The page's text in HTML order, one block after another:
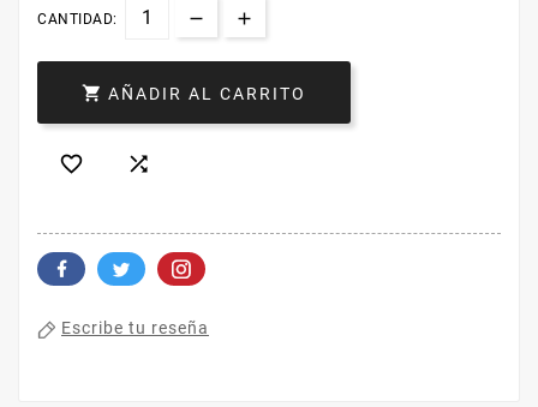
CANTIDAD:
 AÑADIR AL CARRITO
 
Escribe tu reseña